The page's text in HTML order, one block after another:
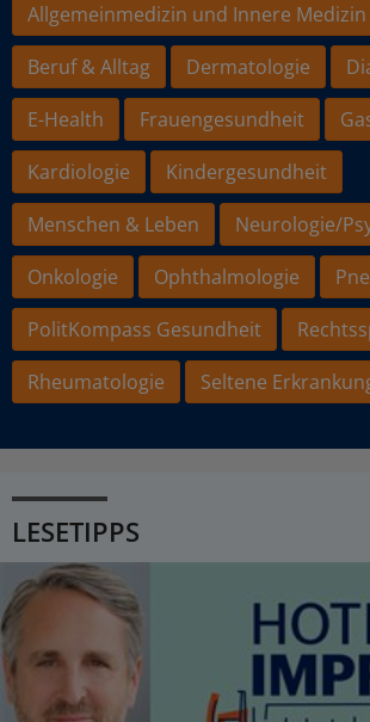
Allgemeinmedizin und Innere Medizin
Beruf & Alltag
Dermatologie
E-Health
Frauengesundheit
Kardiologie
Kindergesundheit
Menschen & Leben
Neurologie/
Onkologie
Ophthalmologie
PolitKompass Gesundheit
Rheumatologie
Seltene
LESETIPPS